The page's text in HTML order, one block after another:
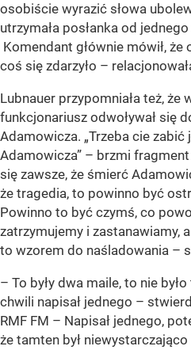
osobiście wyrazić słowa
utrzymała posłanka od
Komendant głównie mówił,
coś się zdarzyło –
Lubnauer przypomniała też, że
funkcjonariusz odwoływał się
Adamowicza. „Trzeba cie zabić
Adamowicza” – brzmi
się zawsze, że śmierć
że tragedia, to powinno być
Powinno to być czymś, co
zatrzymujemy i zastanawiamy,
to wzorem do naśladowania –
– To były dwa maile, to nie
chwili napisał jednego –
RMF FM – Napisał jednego,
że tamten był